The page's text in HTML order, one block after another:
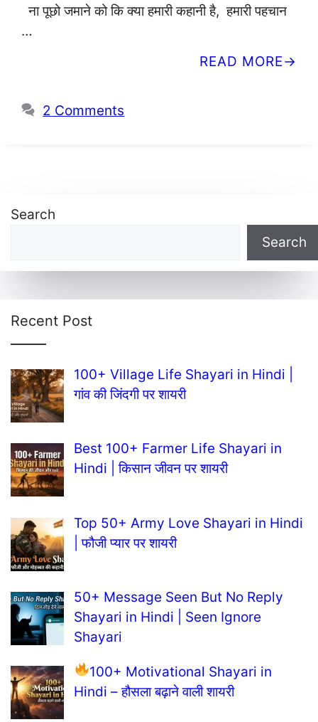
ना पूछो जमाने को कि क्या हमारी कहानी है, हमारी पहचान
…
READ MORE
2 Comments
Search
Search
Recent Post
100+ Village Life Shayari in Hindi |
गांव की जिंदगी पर शायरी
Best 100+ Farmer Life Shayari in
Hindi | किसान जीवन पर शायरी
Top 50+ Army Love Shayari in Hindi
| फौजी प्यार पर शायरी
50+ Message Seen But No Reply
Shayari in Hindi | Seen Ignore
Shayari
100+ Motivational Shayari in
Hindi – हौसला बढ़ाने वाली शायरी